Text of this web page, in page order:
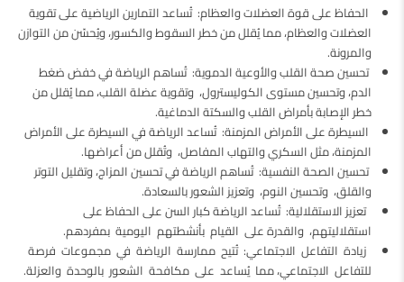
الحفاظ على قوة العضلات والعظام: تُساعد التمارين الرياضية على تقوية
العضلات والعظام، مما يُقلل من خطر السقوط والكسور، ويُحسّن من التوازن
والمرونة.
تحسين صحة القلب والأوعية الدموية: تُساهم الرياضة في خفض ضغط
الدم، وتحسين مستوى الكوليسترول، وتقوية عضلة القلب، مما يُقلل من
خطر الإصابة بأمراض القلب والسكتة الدماغية.
السيطرة على الأمراض المزمنة: تُساعد الرياضة في السيطرة على الأمراض
المزمنة، مثل السكري والتهاب المفاصل، وتُقلل من أعراضها.
تحسين الصحة النفسية: تُساهم الرياضة في تحسين المزاج، وتقليل التوتر
والقلق، وتحسين النوم، وتعزيز الشعور بالسعادة.
تعزيز الاستقلالية: تُساعد الرياضة كبار السن على الحفاظ على
استقلاليتهم، والقدرة على القيام بأنشطتهم اليومية بمفردهم.
زيادة التفاعل الاجتماعي: تُتيح ممارسة الرياضة في مجموعات فرصة
للتفاعل الاجتماعي، مما يُساعد على مكافحة الشعور بالوحدة والعزلة.